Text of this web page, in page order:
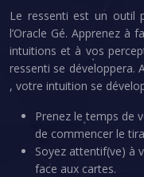
Le ressenti est un outil
l’Oracle Gé. Apprenez à
intuitions et à vos
ressenti se développera.
, votre intuition se
Prenez le temps de
de commencer le
Soyez attentif(ve) à
face aux cartes.